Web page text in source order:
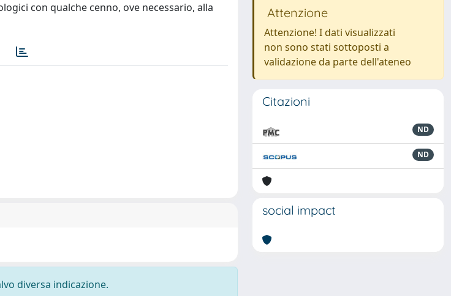
con qualche cenno, ove necessario, alla
diversa indicazione.
Attenzione
Attenzione! I dati visualizzati
non sono stati sottoposti a
validazione da parte dell'ateneo
Citazioni
ND
ND
social impact